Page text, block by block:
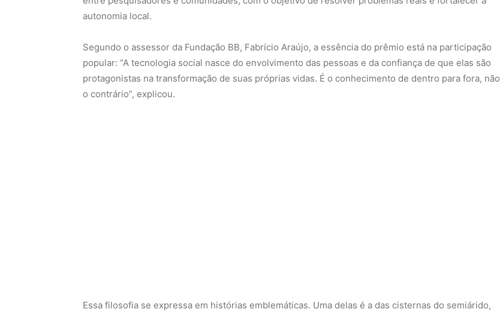
autonomia local.
Segundo o assessor da Fundação BB, Fabrício Araújo, a essência do prêmio está na participação
popular: “A tecnologia social nasce do envolvimento das pessoas e da confiança de que elas são
protagonistas na transformação de suas próprias vidas. É o conhecimento de dentro para fora, não
o contrário”, explicou.
Essa filosofia se expressa em histórias emblemáticas. Uma delas é a das cisternas do semiárido,